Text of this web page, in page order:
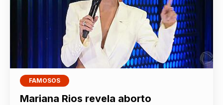
FAMOSOS
Mariana Rios revela aborto